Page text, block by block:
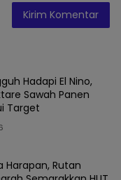
Hadapi El Nino,
Sawah Panen
Target
Harapan, Rutan